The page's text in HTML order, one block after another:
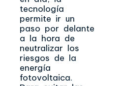
tecnología
permite ir un
paso por delante
a la hora de
neutralizar los
riesgos de la
energía
fotovoltaica.